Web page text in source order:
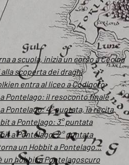
a scuola, inizia un corso a Cecina
scoperta dei draghi
entra al liceo a Codigoro
Pontelago: il resoconto finale
Pontelago: 4° puntata, la recita
a Pontelago: 3° puntata
a Pontelago: 2° puntata
un Hobbit a Pontelago…
un hobbit a Pontelagoscuro